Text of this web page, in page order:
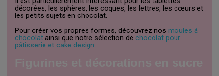
décorées, les sphères, les coques, les lettres, les cœurs et
les petits sujets en chocolat.
Pour créer vos propres formes, découvrez nos moules à
chocolat ainsi que notre sélection de chocolat pour
pâtisserie et cake design.